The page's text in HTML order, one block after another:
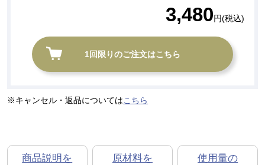
3,480円(税込)
1回限りのご注文はこちら
キャンセル・返品についてはこちら
商品説明を 原材料を 使用量の